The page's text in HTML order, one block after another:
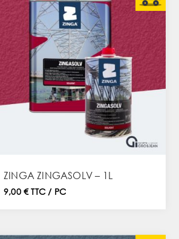
ZINGA ZINGASOLV – 1L
9,00 € TTC / PC